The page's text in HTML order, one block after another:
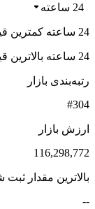
24 ساعته
24 ساعته کمترین قیمت --
24 ساعته بالاترین قیمت --
رتبه‌بندی بازار
#304
ارزش بازار
116,298,772
بالاترین مقدار ثبت
--